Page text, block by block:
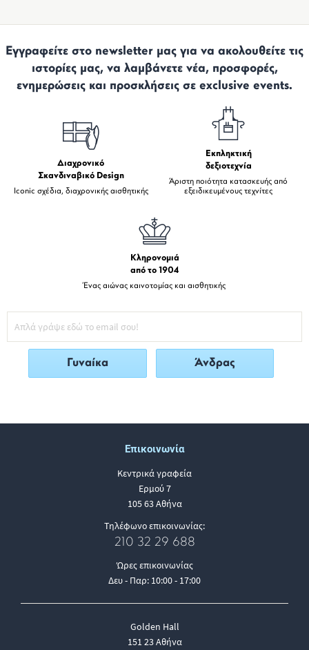
Εγγραφείτε στο newsletter μας για να ακολουθείτε τις
ιστορίες μας, να λαμβάνετε νέα, προσφορές,
ενημερώσεις και προσκλήσεις σε exclusive events.
Διαχρονικό
Σκανδιναβικό Design
Iconic σχέδια, διαχρονικής αισθητικής
Εκπληκτική
δεξιοτεχνία
Άριστη ποιότητα κατασκευής από
εξειδικευμένους τεχνίτες
Κληρονομιά
από το 1904
Ένας αιώνας καινοτομίας και αισθητικής
Γυναίκα Άνδρας
Επικοινωνία
Κεντρικά γραφεία
Ερμού 7
105 63 Αθήνα
Τηλέφωνο επικοινωνίας:
210 32 29 688
Ώρες επικοινωνίας
Δευ - Παρ: 10:00 - 17:00
Golden Hall
151 23 Αθήνα